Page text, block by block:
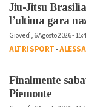
Jiu-Jitsu
l’ultima gara
Giovedì, 6 Agosto 2026 -
ALTRI SPORT-
Finalmente
Piemonte